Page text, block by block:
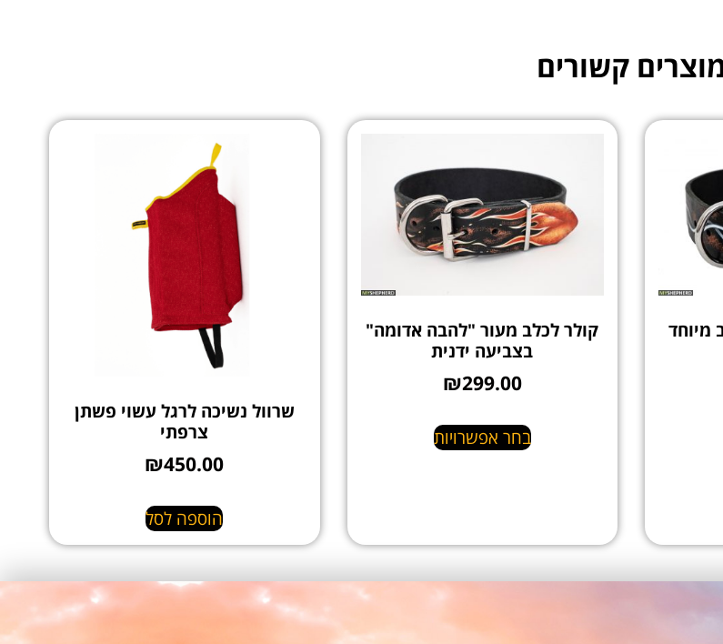
קשורים
מיוחד
קולר לכלב מעור "להבה אדומה"
בצביעה ידנית
₪299.00
בחר אפשרויות
שרוול נשיכה לרגל עשוי פשתן
צרפתי
₪450.00
הוספה לסל